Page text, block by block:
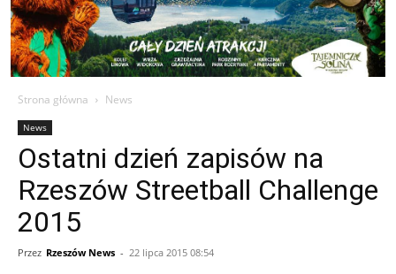
Strona główna News
News
Ostatni dzień zapisów na
Rzeszów Streetball Challenge
2015
Przez Rzeszów News - 22 lipca 2015 08:54